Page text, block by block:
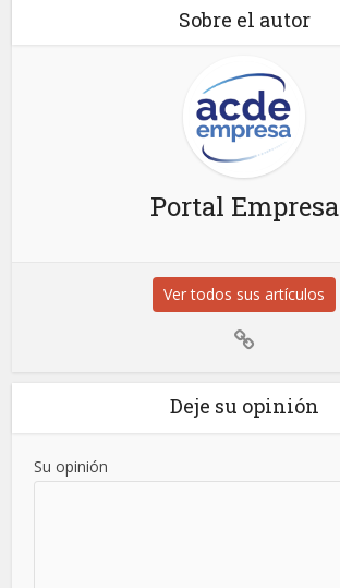
Sobre el autor
Portal Empresa
Ver todos sus artículos
Deje su opinión
Su opinión